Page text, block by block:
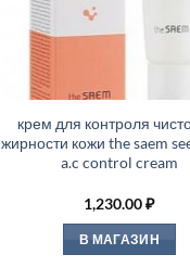
крем для контроля
жирности кожи the saem
a.c control cream
1,230.00₽
В МАГАЗИН